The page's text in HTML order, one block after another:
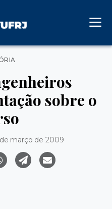
sobre o
de março de 2009